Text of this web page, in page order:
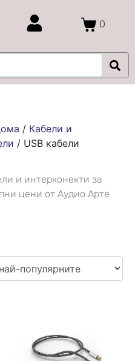
0
/ Кабели и
/ USB кабели
и интерконекти за
цени от Аудио Арте